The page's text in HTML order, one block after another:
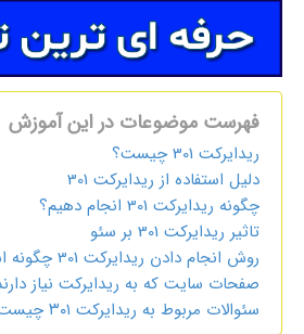
فهرست موضوعات در این آموزش
ریدایرکت 301 چیست؟
دلیل استفاده از ریدایرکت 301
چگونه ریدایرکت 301 انجام دهیم؟
تاثیر ریدایرکت 301 بر سئو
روش انجام دادن ریدایرکت 301 چگونه است؟
صفحات سایت که به ریدایرکت نیاز دارند
سئوالات مربوط به ریدایرکت ۳۰۱ چیست؟